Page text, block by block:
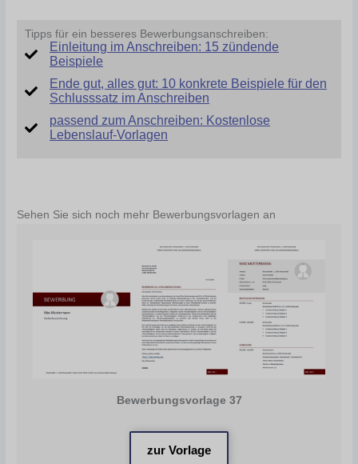
Tipps für ein besseres Bewerbungsanschreiben:
Einleitung im Anschreiben: 15 zündende
Beispiele
Ende gut, alles gut: 10 konkrete Beispiele für den
Schlusssatz im Anschreiben
passend zum Anschreiben: Kostenlose
Lebenslauf-Vorlagen
Sehen Sie sich noch mehr Bewerbungsvorlagen an
Bewerbungsvorlage 37
zur Vorlage